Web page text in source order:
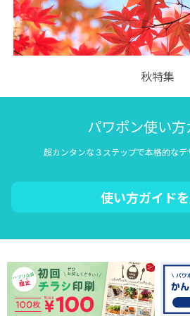
秋特集
パワポン使い方
超カンタンな３ステップで本格的なデ
使い方ガイド